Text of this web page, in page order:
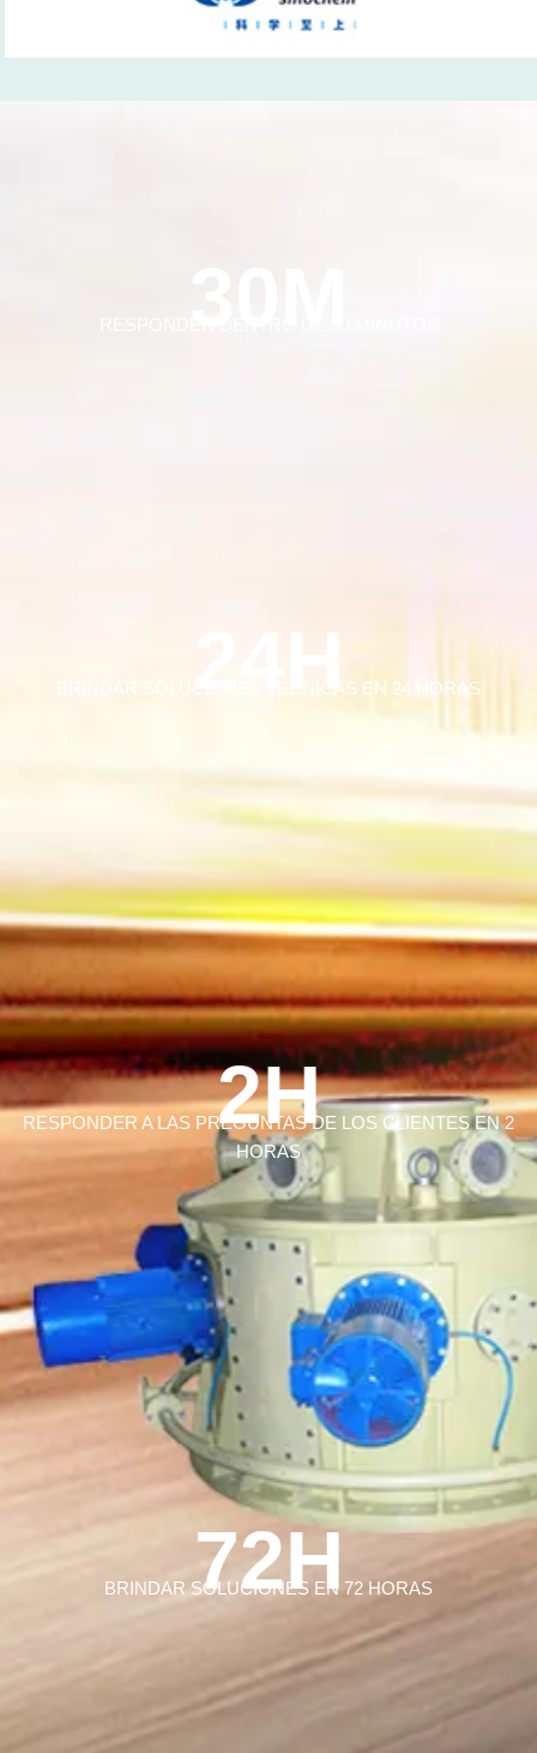
24H
BRINDAR SOLUCIONES TÉCNICAS EN 24 HORAS
2H
RESPONDER A LAS PREGUNTAS DE LOS CLIENTES EN 2
HORAS
72H
BRINDAR SOLUCIONES EN 72 HORAS